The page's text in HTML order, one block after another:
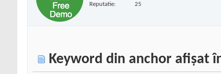
Reputatie: 25
Keyword din anchor afișat